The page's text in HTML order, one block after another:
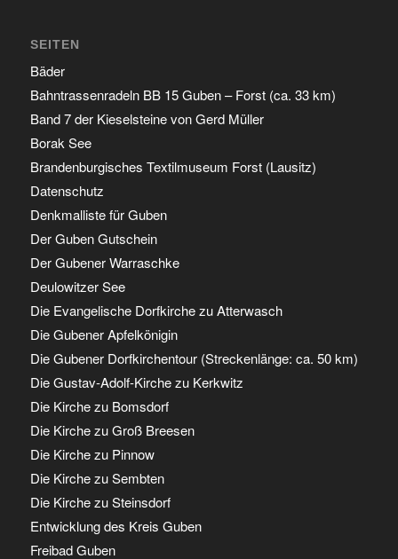
SEITEN
Bäder
Bahntrassenradeln BB 15 Guben – Forst (ca. 33 km)
Band 7 der Kieselsteine von Gerd Müller
Borak See
Brandenburgisches Textilmuseum Forst (Lausitz)
Datenschutz
Denkmalliste für Guben
Der Guben Gutschein
Der Gubener Warraschke
Deulowitzer See
Die Evangelische Dorfkirche zu Atterwasch
Die Gubener Apfelkönigin
Die Gubener Dorfkirchentour (Streckenlänge: ca. 50 km)
Die Gustav-Adolf-Kirche zu Kerkwitz
Die Kirche zu Bomsdorf
Die Kirche zu Groß Breesen
Die Kirche zu Pinnow
Die Kirche zu Sembten
Die Kirche zu Steinsdorf
Entwicklung des Kreis Guben
Freibad Guben